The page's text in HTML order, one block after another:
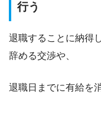
行う
退職することに納得
辞める交渉や、
退職日までに有給を